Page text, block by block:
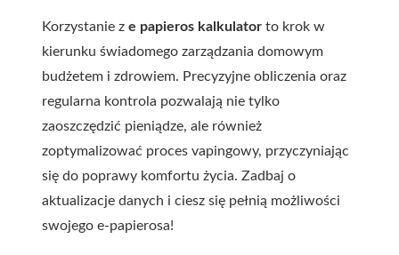
Korzystanie z e papieros kalkulator to krok w
kierunku świadomego zarządzania domowym
budżetem i zdrowiem. Precyzyjne obliczenia oraz
regularna kontrola pozwalają nie tylko
zaoszczędzić pieniądze, ale również
zoptymalizować proces vapingowy, przyczyniając
się do poprawy komfortu życia. Zadbaj o
aktualizacje danych i ciesz się pełnią możliwości
swojego e-papierosa!